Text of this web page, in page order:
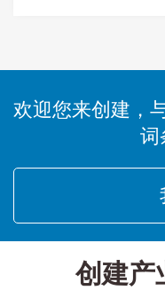
欢迎您来创建，
词
创建产